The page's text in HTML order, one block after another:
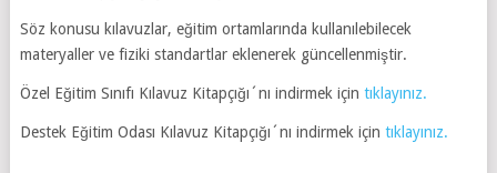
Söz konusu kılavuzlar, eğitim ortamlarında kullanılebilecek
materyaller ve fiziki standartlar eklenerek güncellenmiştir.
Özel Eğitim Sınıfı Kılavuz Kitapçığı´nı indirmek için tıklayınız.
Destek Eğitim Odası Kılavuz Kitapçığı´nı indirmek için tıklayınız.